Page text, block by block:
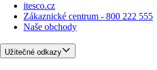
itesco.cz
Zákaznické centrum - 800 222 555
Naše obchody
Užitečné odkazy